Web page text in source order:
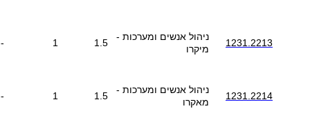
1231.2213
ניהול אנשים ומערכות -
מיקרו
1.5
1
1231.2214
ניהול אנשים ומערכות -
מאקרו
1.5
1